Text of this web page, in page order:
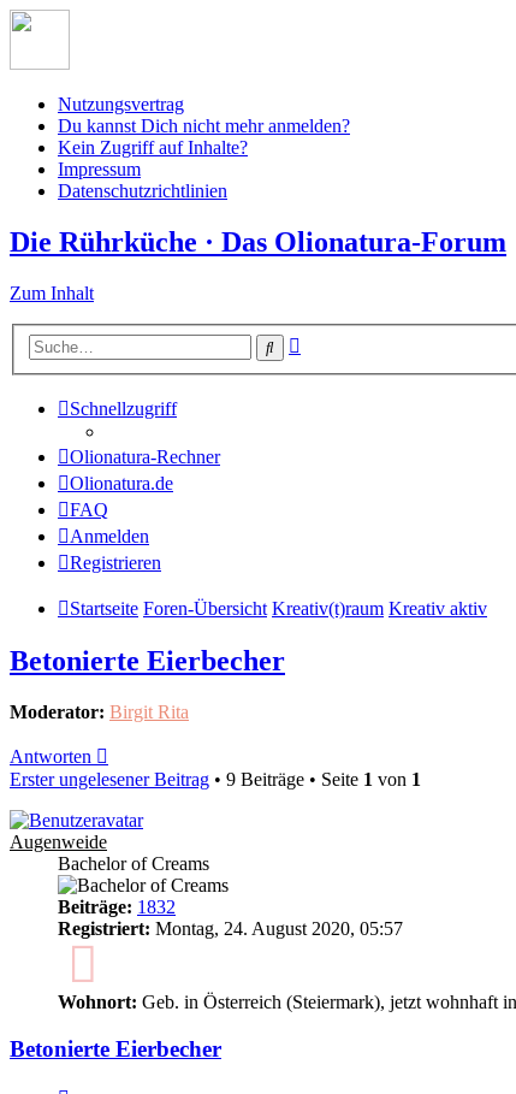
Nutzungsvertrag
Du kannst Dich nicht mehr anmelden?
Kein Zugriff auf Inhalte?
Impressum
Datenschutzrichtlinien
Die Rührküche · Das Olionatura-Forum
Zum Inhalt
Suche
Schnellzugriff
Olionatura-Rechner
Olionatura.de
FAQ
Anmelden
Registrieren
Startseite Foren-Übersicht Kreativ(t)raum Kreativ aktiv
Betonierte Eierbecher
Moderator: Birgit Rita
Antworten
Erster ungelesener Beitrag • 9 Beiträge • Seite 1 von 1
Augenweide
Bachelor of Creams
Beiträge: 1832
Registriert: Montag, 24. August 2020, 05:57
Wohnort: Geb. in Österreich (Steiermark), jetzt wohnhaft
Betonierte Eierbecher